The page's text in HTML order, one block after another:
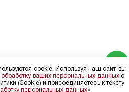
cookie. Используя наш сайт, вы
обработку ваших персональных данныхс
(Cookie) и присоединяетесь к тексту
персональных данных»